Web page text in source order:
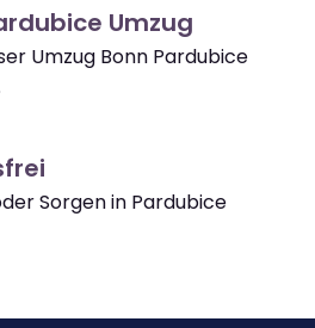
Umzug
Umzug Bonn Pardubice
Sorgen in Pardubice